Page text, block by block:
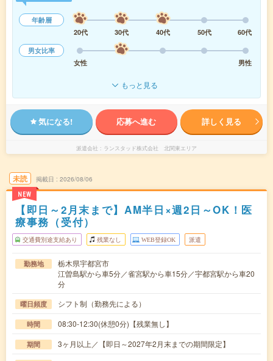
年齢層
20代
30代 40代 50代
60代
男女比率
女性
男性
もっと見る
気になる! 応募へ進む 詳しく見る
派遣会社 ランスタッド株式会社 北関東エリア
未読
NEW
掲載日 2026/08/06
【即日～2月末まで】AM半日×週2日～OK！医
療事務（受付）
交通費別途支給あり 残業なし WEB登録OK 派遣
勤務地
栃木県宇都宮市
江曽島駅から車5分／雀宮駅から車15分／宇都宮駅から車20
分
曜日頻度 シフト制（勤務先による）
時間 08:30-12:30(休憩0分)【残業無し】
期間 3ヶ月以上／【即日～2027年2月末までの期間限定】